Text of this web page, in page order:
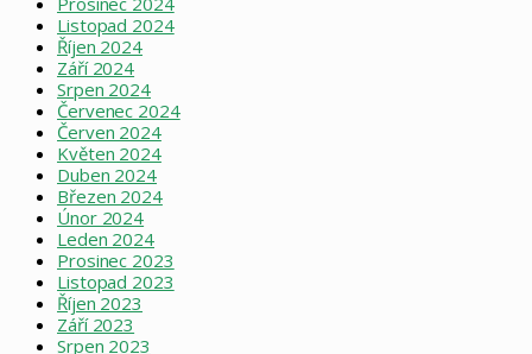
Listopad 2024
Říjen 2024
Září 2024
Srpen 2024
Červenec 2024
Červen 2024
Květen 2024
Duben 2024
Březen 2024
Únor 2024
Leden 2024
Prosinec 2023
Listopad 2023
Říjen 2023
Září 2023
Srpen 2023